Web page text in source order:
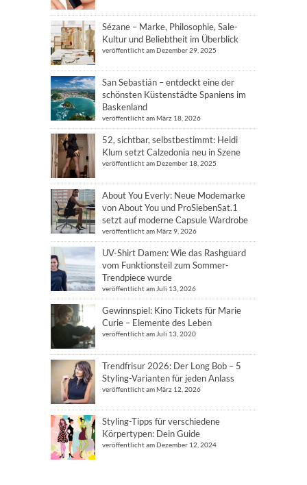
Sézane – Marke, Philosophie, Sale-
Kultur und Beliebtheit im Überblick
veröffentlicht am Dezember 29, 2025
San Sebastián – entdeckt eine der
schönsten Küstenstädte Spaniens im
Baskenland
veröffentlicht am März 18, 2026
52, sichtbar, selbstbestimmt: Heidi
Klum setzt Calzedonia neu in Szene
veröffentlicht am Dezember 18, 2025
About You Everly: Neue Modemarke
von About You und ProSiebenSat.1
setzt auf moderne Capsule Wardrobe
veröffentlicht am März 9, 2026
UV-Shirt Damen: Wie das Rashguard
vom Funktionsteil zum Sommer-
Trendpiece wurde
veröffentlicht am Juli 13, 2026
Gewinnspiel: Kino Tickets für Marie
Curie – Elemente des Leben
veröffentlicht am Juli 13, 2020
Trendfrisur 2026: Der Long Bob – 5
Styling-Varianten für jeden Anlass
veröffentlicht am März 12, 2026
Styling-Tipps für verschiedene
Körpertypen: Dein Guide
veröffentlicht am Dezember 12, 2024